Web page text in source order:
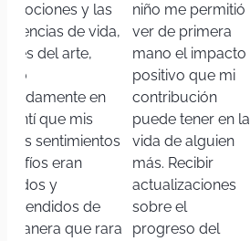
emociones y las
de vida,
del arte,
en
Sentí que mis
sentimientos
eran
y
de
manera que rara
niño me permitió
ver de primera
mano el impacto
positivo que mi
contribución
puede tener en la
vida de alguien
más. Recibir
actualizaciones
sobre el
progreso del